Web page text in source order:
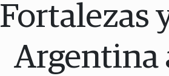
Fortalezas
Argentina